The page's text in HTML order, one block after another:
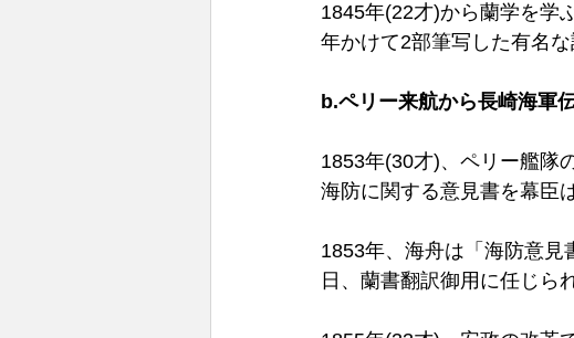
1845年(22才)から蘭学を学
年かけて2部筆写した有名
b.ペリー来航から長崎海軍
1853年(30才)、ペリー艦隊
海防に関する意見書を幕臣
1853年、海舟は「海防意
日、蘭書翻訳御用に任じら